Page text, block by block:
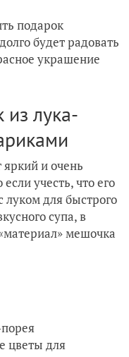
подарок
будет радовать
украшение
лука-
яркий и очень
учесть, что его
для быстрого
супа, в
мешочка
цветы для